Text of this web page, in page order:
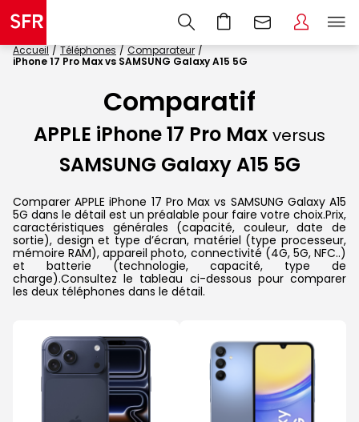
Accueil Téléphones
Comparateur
iPhone 17 Pro Max vs SAMSUNG Galaxy A15 5G
Comparatif
APPLE iPhone 17 Pro Max versus
SAMSUNG Galaxy A15 5G
Comparer APPLE iPhone 17 Pro Max vs SAMSUNG Galaxy A15
5G dans le détail est un préalable pour faire votre choix.Prix,
caractéristiques générales (capacité, couleur, date de
sortie), design et type d’écran, matériel (type processeur,
mémoire RAM), appareil photo, connectivité (4G, 5G, NFC..)
et batterie (technologie, capacité, type de
charge).Consultez le tableau ci-dessous pour comparer
les deux téléphones dans le détail.